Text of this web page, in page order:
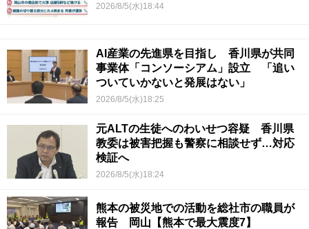
2026/8/5(水)18:44
AI産業の先進県を目指し 香川県が共同
事業体「コンソーシアム」設立 「追い
ついていかないと発展はない」
2026/8/5(水)18:25
元ALTの生徒へのわいせつ容疑 香川県
教委は被害把握も警察に相談せず…対応
検証へ
2026/8/5(水)18:24
熊本の被災地での活動を総社市の職員が
報告 岡山【熊本で最大震度7】